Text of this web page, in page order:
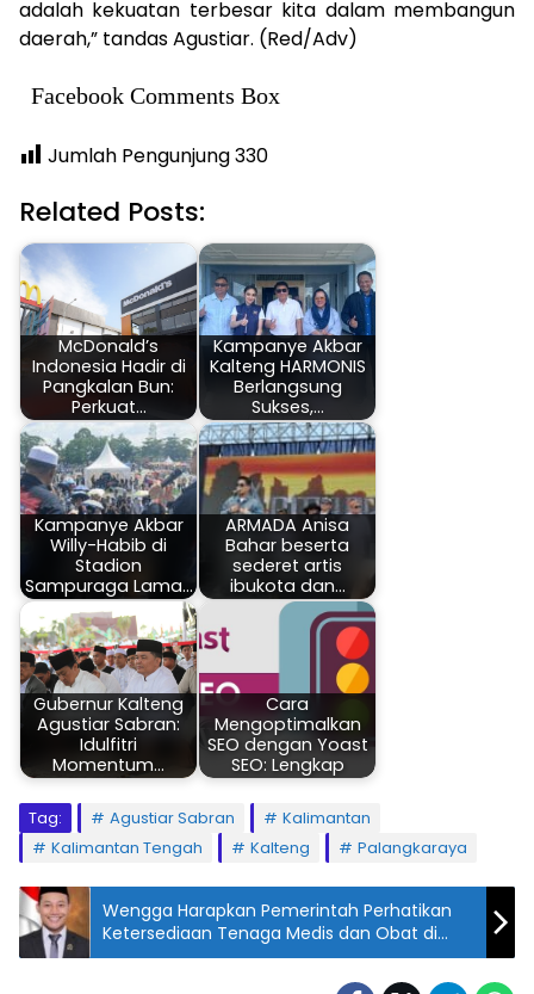
adalah kekuatan terbesar kita dalam membangun
daerah,” tandas Agustiar. (Red/Adv)
Facebook Comments Box
Jumlah Pengunjung330
Related Posts:
McDonald’s
Indonesia Hadir di
Pangkalan Bun:
Perkuat…
Kampanye Akbar
Kalteng HARMONIS
Berlangsung
Sukses,…
Kampanye Akbar
Willy-Habib di
Stadion
Sampuraga Lama…
ARMADA Anisa
Bahar beserta
sederet artis
ibukota dan…
Gubernur Kalteng
Agustiar Sabran:
Idulfitri
Momentum…
Cara
Mengoptimalkan
SEO dengan Yoast
SEO: Lengkap
Tag: Agustiar Sabran
Kalimantan
Kalimantan Tengah
Kalteng Palangkaraya
Wengga Harapkan Pemerintah Perhatikan
Ketersediaan Tenaga Medis dan Obat di
Daerah Pelosok